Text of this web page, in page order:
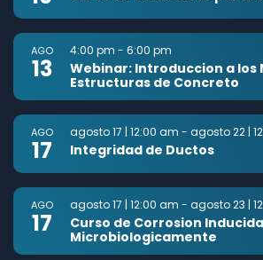
AGO
13
4:00 pm - 6:00 pm
Webinar: Introduccion a los
Estructuras de Concreto
AGO
17
agosto 17 | 12:00 am - agosto 22 |
Integridad de Ductos
AGO
17
agosto 17 | 12:00 am - agosto 23 |
Curso de Corrosion Inducida
Microbiologicamente